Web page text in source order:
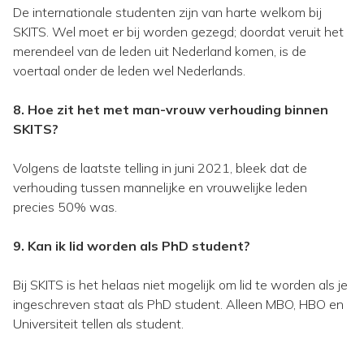
De internationale studenten zijn van harte welkom bij
SKITS. Wel moet er bij worden gezegd; doordat veruit het
merendeel van de leden uit Nederland komen, is de
voertaal onder de leden wel Nederlands.
8. Hoe zit het met man-vrouw verhouding binnen
SKITS?
Volgens de laatste telling in juni 2021, bleek dat de
verhouding tussen mannelijke en vrouwelijke leden
precies 50% was.
9. Kan ik lid worden als PhD student?
Bij SKITS is het helaas niet mogelijk om lid te worden als je
ingeschreven staat als PhD student. Alleen MBO, HBO en
Universiteit tellen als student.